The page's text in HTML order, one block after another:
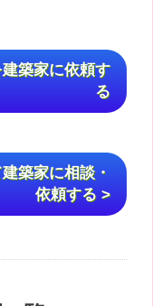
築家に依頼す
る
築家に相談・
依頼する >